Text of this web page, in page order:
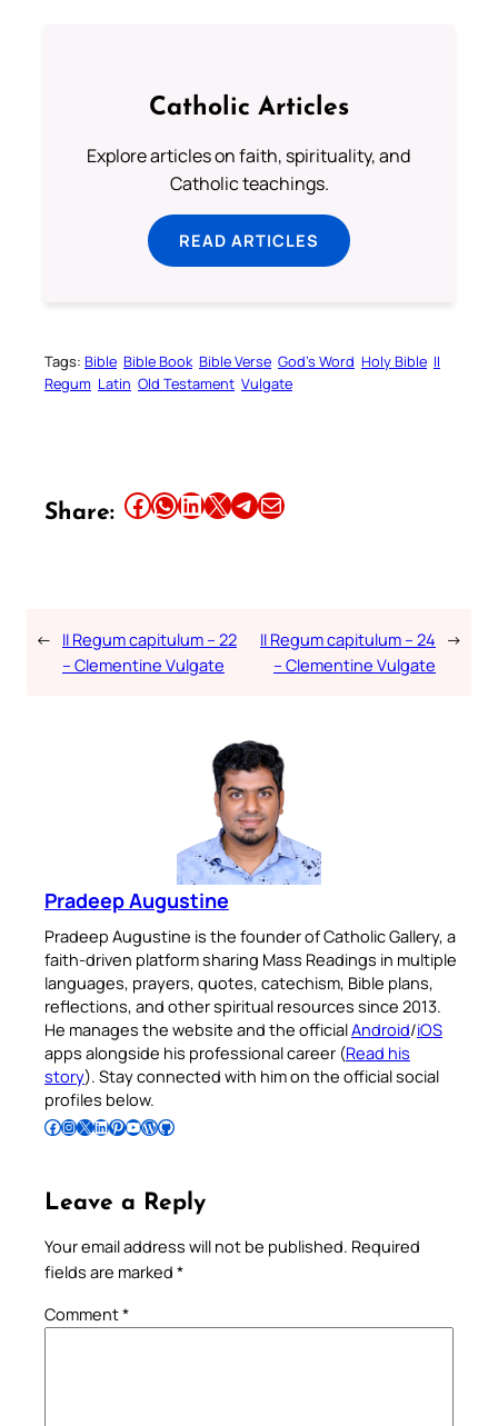
Catholic Articles
Explore articles on faith, spirituality, and
Catholic teachings.
READ ARTICLES
Tags: Bible Bible Book Bible Verse God’s Word Holy Bible II
Regum Latin Old Testament Vulgate
Share: Share this article on Facebook Share this article on WhatsApp Share this article on LinkedIn Share this article on X Share this article on TelegramEmail this Article
← II Regum capitulum – 22
– Clementine Vulgate
II Regum capitulum – 24
– Clementine Vulgate
→
Pradeep Augustine
Pradeep Augustine is the founder of Catholic Gallery, a
faith-driven platform sharing Mass Readings in multiple
languages, prayers, quotes, catechism, Bible plans,
reflections, and other spiritual resources since 2013.
He manages the website and the officialAndroid/iOS
apps alongside his professional career (Read his
story). Stay connected with him on the official social
profiles below.
Follow Pradeep on Facebook Follow Pradeep on InstagramFollow Pradeep on X Follow Pradeep on LinkedIn Follow Pradeep on Pinterest Subscribe to Pradeep’s Youtube Channel Follow Pradeep on WordPress Follow Pradeep on GitHub
Leave a Reply
Your email address will not be published. Required
fields are marked *
Comment*